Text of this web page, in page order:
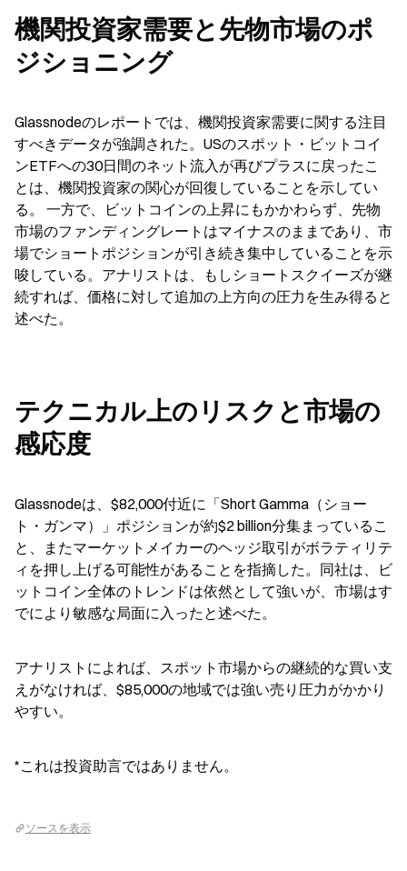
機関投資家需要と先物市場のポ
ジショニング
Glassnodeのレポートでは、機関投資家需要に関する注目
すべきデータが強調された。USのスポット・ビットコイ
ンETFへの30日間のネット流入が再びプラスに戻ったこ
とは、機関投資家の関心が回復していることを示してい
る。 一方で、ビットコインの上昇にもかかわらず、先物
市場のファンディングレートはマイナスのままであり、市
場でショートポジションが引き続き集中していることを示
唆している。アナリストは、もしショートスクイーズが継
続すれば、価格に対して追加の上方向の圧力を生み得ると
述べた。
テクニカル上のリスクと市場の
感応度
Glassnodeは、$82,000付近に「Short Gamma（ショー
ト・ガンマ）」ポジションが約$2 billion分集まっているこ
と、またマーケットメイカーのヘッジ取引がボラティリテ
ィを押し上げる可能性があることを指摘した。同社は、ビ
ットコイン全体のトレンドは依然として強いが、市場はす
でにより敏感な局面に入ったと述べた。
アナリストによれば、スポット市場からの継続的な買い支
えがなければ、$85,000の地域では強い売り圧力がかかり
やすい。
*これは投資助言ではありません。
ソースを表示